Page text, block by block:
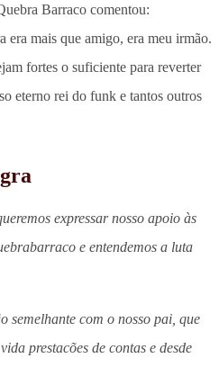
Barraco comentou:
era mais que amigo, era meu irmão.
fortes o suficiente para reverter
eterno rei do funk e tantos outros
expressar nosso apoio às
e entendemos a luta
semelhante com o nosso pai, que
prestacões de contas e desde